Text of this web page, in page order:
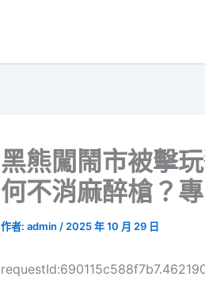
黑熊闖鬧市被擊
何不消麻醉槍？
作者: admin / 2025 年 10 月 29 日